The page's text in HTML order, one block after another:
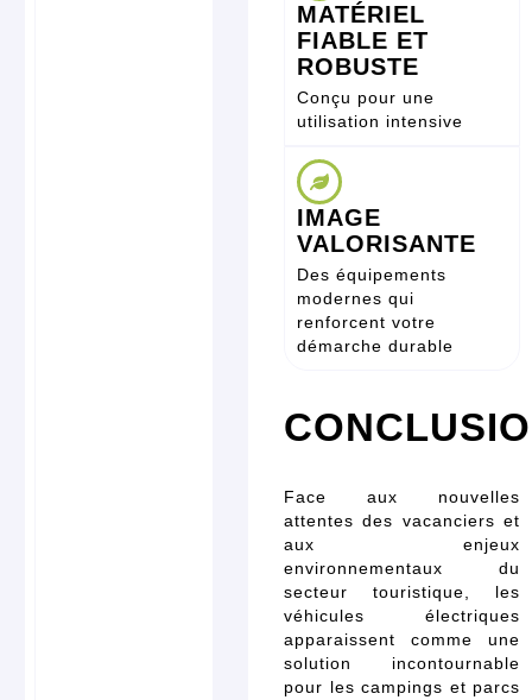
MATÉRIEL
FIABLE ET
ROBUSTE
Conçu pour une
utilisation intensive
IMAGE
VALORISANTE
Des équipements
modernes qui
renforcent votre
démarche durable
Face aux nouvelles
attentes des vacanciers et
aux enjeux
environnementaux du
secteur touristique, les
véhicules électriques
apparaissent comme une
solution incontournable
pour les campings et parcs